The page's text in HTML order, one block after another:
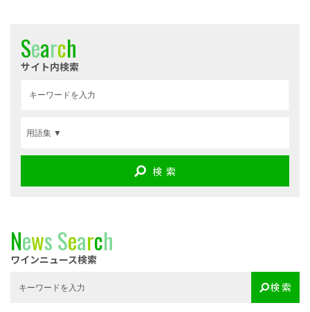
Search
サイト内検索
検 索
NewsSearch
ワインニュース検索
検 索